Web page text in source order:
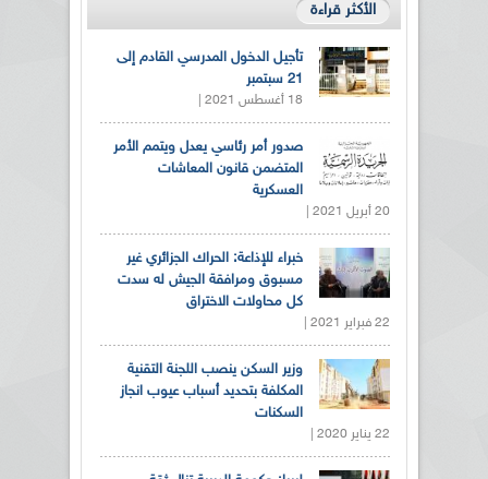
الأكثر قراءة
تأجيل الدخول المدرسي القادم إلى
21 سبتمبر
18 أغسطس 2021 |
صدور أمر رئاسي يعدل ويتمم الأمر
المتضمن قانون المعاشات
العسكرية
20 أبريل 2021 |
خبراء للإذاعة: الحراك الجزائري غير
مسبوق ومرافقة الجيش له سدت
كل محاولات الاختراق
22 فبراير 2021 |
وزير السكن ينصب اللجنة التقنية
المكلفة بتحديد أسباب عيوب انجاز
السكنات
22 يناير 2020 |